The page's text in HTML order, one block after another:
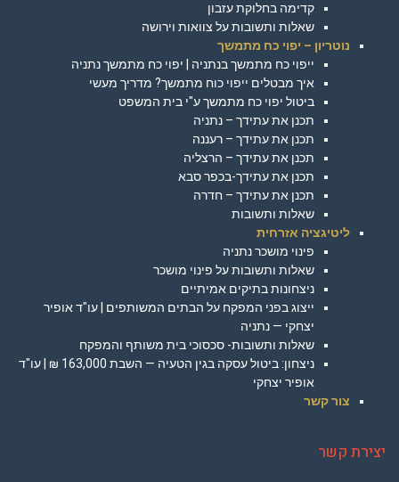
קדימה בחלוקת עזבון
שאלות ותשובות על צוואות וירושה
נוטריון – יפוי כח מתמשך
ייפוי כח מתמשך בנתניה | יפוי כח מתמשך נתניה
איך מבטלים ייפוי כוח מתמשך? מדריך מעשי
ביטול יפוי כח מתמשך ע"י בית המשפט
תכנן את עתידך – נתניה
תכנן את עתידך – רעננה
תכנן את עתידך – הרצליה
תכנן את עתידך-בכפר סבא
תכנן את עתידך – חדרה
שאלות ותשובות
ליטיגציה אזרחית
פינוי מושכר נתניה
שאלות ותשובות על פינוי מושכר
ניצחונות בתיקים אמיתיים
ייצוג בפני המפקח על הבתים המשותפים | עו"ד אופיר
יצחקי — נתניה
שאלות ותשובות- סכסוכי בית משותף והמפקח
ניצחון: ביטול עסקה בגין הטעיה — השבת 163,000 ₪ | עו"ד
אופיר יצחקי
צור קשר
יצירת קשר